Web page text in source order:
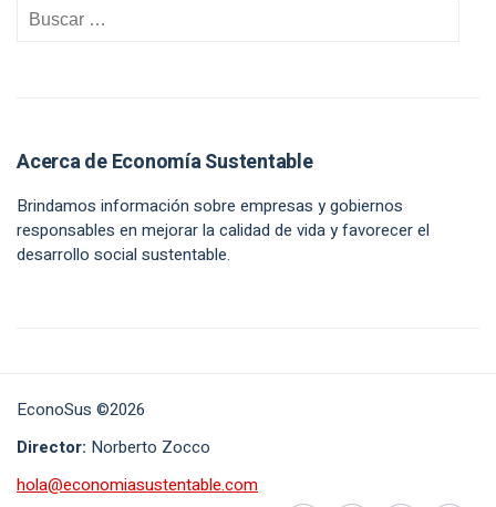
Acerca de Economía Sustentable
Brindamos información sobre empresas y gobiernos
responsables en mejorar la calidad de vida y favorecer el
desarrollo social sustentable.
EconoSus ©2026
Director: Norberto Zocco
hola@economiasustentable.com